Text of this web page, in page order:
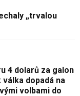
„trvalou
4 dolarů za galon
dopadá na
volbami do